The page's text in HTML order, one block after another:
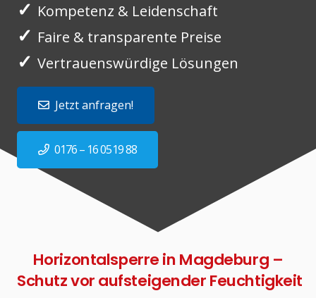
✓ Kompetenz & Leidenschaft
✓ Faire & transparente Preise
✓ Vertrauenswürdige Lösungen
Jetzt anfragen!
0176 – 16 0519 88
Horizontalsperre in Magdeburg –
Schutz vor aufsteigender Feuchtigkeit